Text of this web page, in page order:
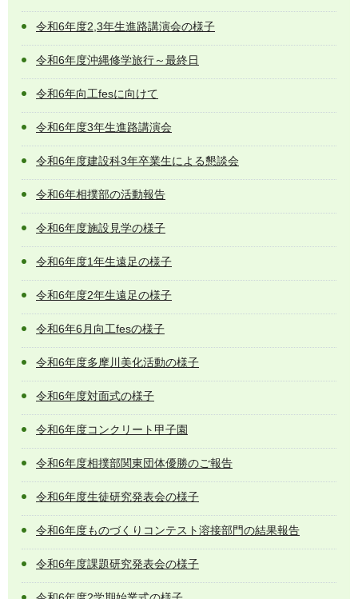
令和6年度2,3年生進路講演会の様子
令和6年度沖縄修学旅行～最終日
令和6年向工fesに向けて
令和6年度3年生進路講演会
令和6年度建設科3年卒業生による懇談会
令和6年相撲部の活動報告
令和6年度施設見学の様子
令和6年度1年生遠足の様子
令和6年度2年生遠足の様子
令和6年6月向工fesの様子
令和6年度多摩川美化活動の様子
令和6年度対面式の様子
令和6年度コンクリート甲子園
令和6年度相撲部関東団体優勝のご報告
令和6年度生徒研究発表会の様子
令和6年度ものづくりコンテスト溶接部門の結果報告
令和6年度課題研究発表会の様子